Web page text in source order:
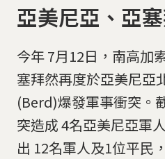
亞美尼亞、亞
今年 7月12日，南高加
塞拜然再度於亞美尼亞
(Berd)爆發軍事衝突。
突造成 4名亞美尼亞軍
出 12名軍人及1位平民